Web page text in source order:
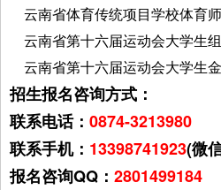
云南省体育传统项目学校体育
云南省第十六届运动会大学生
云南省第十六届运动会大学生
招生报名咨询方式：
联系电话： 0874-3213980
联系手机： 13398741923(微
报名咨询QQ： 2801499184